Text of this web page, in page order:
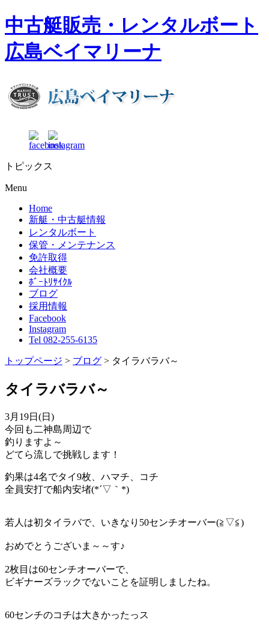
中古艇販売・レンタルボート
広島ベイマリーナ
トピックス
Menu
Home
新艇・中古艇情報
レンタルボート
保管・メンテナンス
免許取得
会社概要
ﾎﾞｰﾄﾘｻｲｸﾙ
ブログ
採用情報
Facebook
Instagram
Tel 082-255-6135
トップページ > ブログ > タイラバラバ～
タイラバラバ～
3月19日(日)
今回も二神島周辺で
釣りますよ～
どてら流しで挑戦します！
釣果は4名でタイ9枚、ハマチ、コチ
全員安打で船内安堵(*´▽｀*)
若人は初タイラバで、いきなり50センチオーバー(≧▽≦)
おめでとうございま～～す♪
2枚目は60センチオーバーで、
ビギナーズラックでないことを証明しましたね。
60センチのコチは大きかったっス